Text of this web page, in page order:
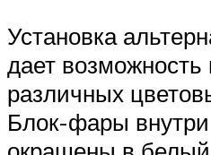
Установка
дает
различных
Блок-фары